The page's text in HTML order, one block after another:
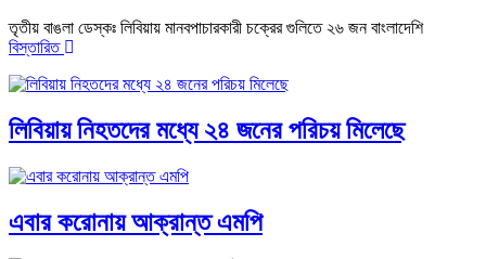
তৃতীয় বাঙলা ডেস্কঃ লিবিয়ায় মানবপাচারকারী চক্রের গুলিতে ২৬ জন বাংলাদেশি
বিস্তারিত
লিবিয়ায় নিহতদের মধ্যে ২৪ জনের পরিচয় মিলেছে
এবার করোনায় আক্রান্ত এমপি